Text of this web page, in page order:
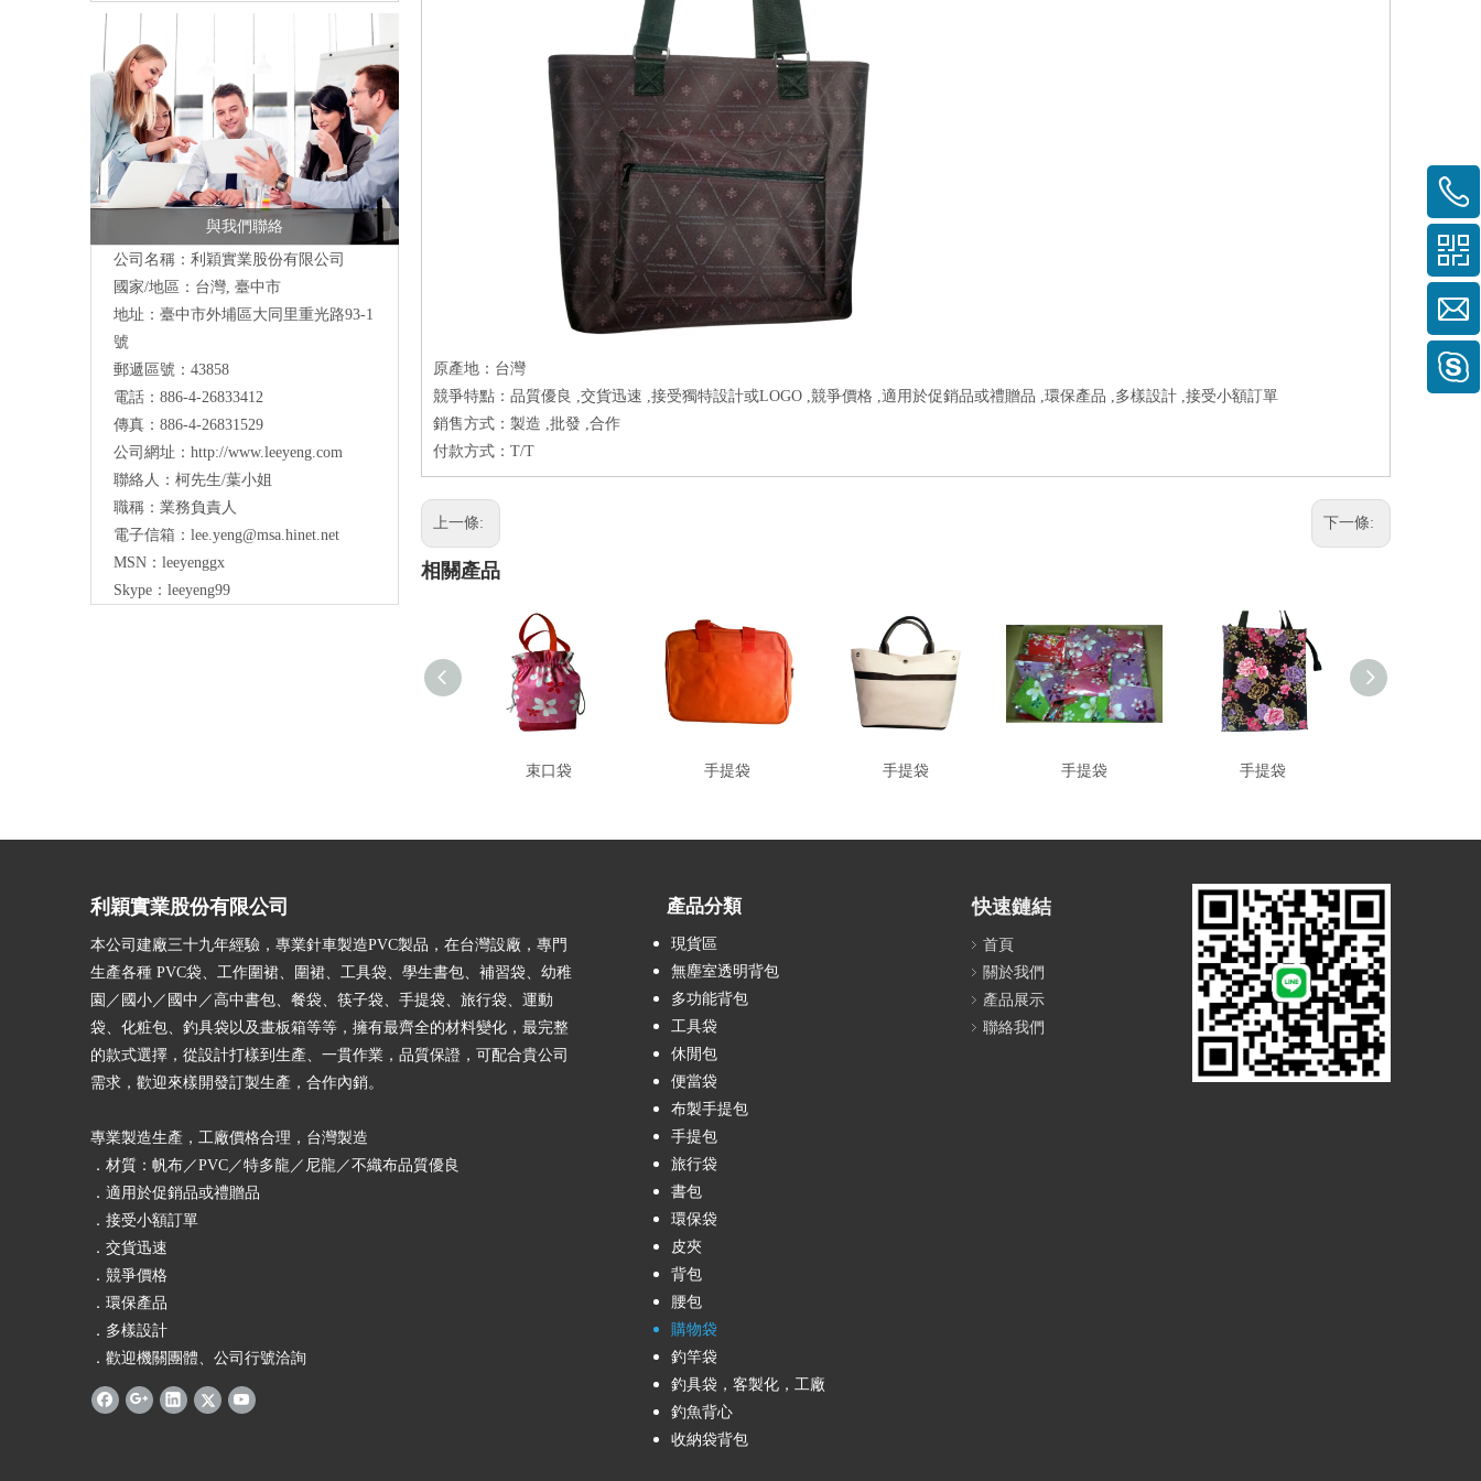
與我們聯絡
公司名稱：利穎實業股份有限公司
國家/地區：台灣, 臺中市
地址： 臺中市外埔區大同里重光路93-1
號
郵遞區號：43858
電話：886-4-26833412
傳真：886-4-26831529
公司網址： http://www.leeyeng.com
聯絡人：柯先生/葉小姐
職稱：業務負責人
電子信箱：lee.yeng@msa.hinet.net
MSN：leeyenggx
Skype：leeyeng99
原產地：台灣
競爭特點：品質優良 ,交貨迅速 ,接受獨特設計或LOGO ,競爭價格 ,適用於促銷品或禮贈品 ,環保產品 ,多樣設計 ,接受小額訂單
銷售方式：製造 ,批發 ,合作
付款方式：T/T
上一條: 下一條:
相關產品
束口袋 手提袋 手提袋 手提袋 手提袋
利穎實業股份有限公司
本公司建廠三十九年經驗，專業針車製造PVC製品，在台灣設廠，專門
生產各種 PVC袋、工作圍裙、圍裙、工具袋、學生書包、補習袋、幼稚
園／國小／國中／高中書包、餐袋、筷子袋、手提袋、旅行袋、運動
袋、化粧包、釣具袋以及畫板箱等等，擁有最齊全的材料變化，最完整
的款式選擇，從設計打樣到生產、一貫作業，品質保證，可配合貴公司
需求，歡迎來樣開發訂製生產，合作內銷。
專業製造生產，工廠價格合理，台灣製造
．材質：帆布／PVC／特多龍／尼龍／不織布品質優良
．適用於促銷品或禮贈品
．接受小額訂單
．交貨迅速
．競爭價格
．環保產品
．多樣設計
．歡迎機關團體、公司行號洽詢
產品分類
現貨區
無塵室透明背包
多功能背包
工具袋
休閒包
便當袋
布製手提包
手提包
旅行袋
書包
環保袋
皮夾
背包
腰包
購物袋
釣竿袋
釣具袋，客製化，工廠
釣魚背心
收納袋背包
快速鏈結
首頁
關於我們
產品展示
聯絡我們